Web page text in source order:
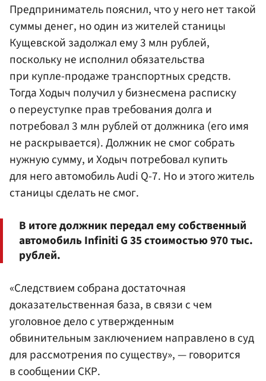
Предприниматель пояснил, что у него нет такой
суммы денег, но один из жителей станицы
Кущевской задолжал ему 3 млн рублей,
поскольку не исполнил обязательства
при купле-продаже транспортных средств.
Тогда Ходыч получил у бизнесмена расписку
о переуступке прав требования долга и
потребовал 3 млн рублей от должника (его имя
не раскрывается). Должник не смог собрать
нужную сумму, и Ходыч потребовал купить
для него автомобиль Audi Q-7. Но и этого житель
станицы сделать не смог.
В итоге должник передал ему собственный
автомобиль Infiniti G 35 стоимостью 970 тыс.
рублей.
«Следствием собрана достаточная
доказательственная база, в связи с чем
уголовное дело с утвержденным
обвинительным заключением направлено в суд
для рассмотрения по существу», — говорится
в сообщении СКР.